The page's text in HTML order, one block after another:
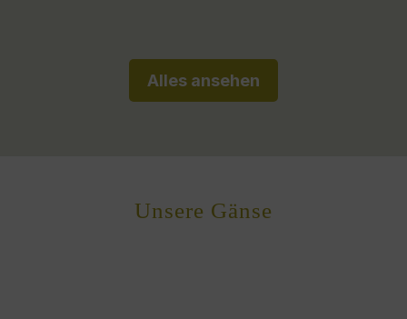
Alles ansehen
Unsere Gänse